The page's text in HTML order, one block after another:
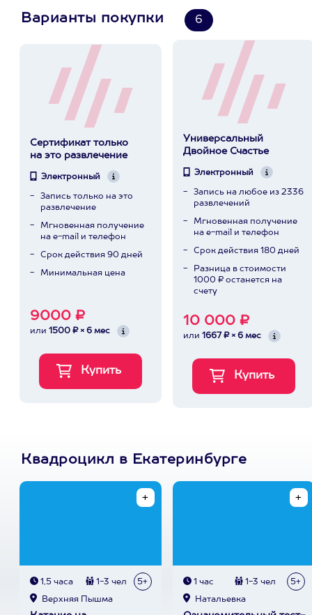
Варианты покупки 6
Сертификат только
на это развлечение
Электронный
Запись только на это
развлечение
Мгновенная получение
на e-mail и телефон
Срок действия 90 дней
Минимальная цена
9000 ₽
или 1500 ₽ × 6 мес
Универсальный
Двойное Счастье
Электронный
Запись на любое из 2336
развлечений
Мгновенная получение
на e-mail и телефон
Срок действия 180 дней
Разница в стоимости
1000 ₽ останется на
счету
10 000 ₽
или 1667 ₽ × 6 мес
Квадроцикл в Екатеринбурге
1,5 часа 1-3 чел 5+
Верхняя Пышма
1 час 1-3 чел 5+
Натальевка